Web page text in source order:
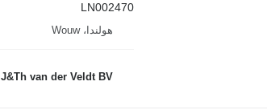
LN002470
هولندا، Wouw
J&Th van der Veldt BV